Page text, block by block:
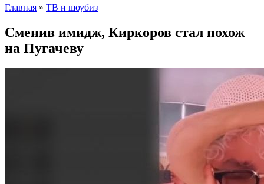
Главная » ТВ и шоубиз
Сменив имидж, Киркоров стал похож
на Пугачеву